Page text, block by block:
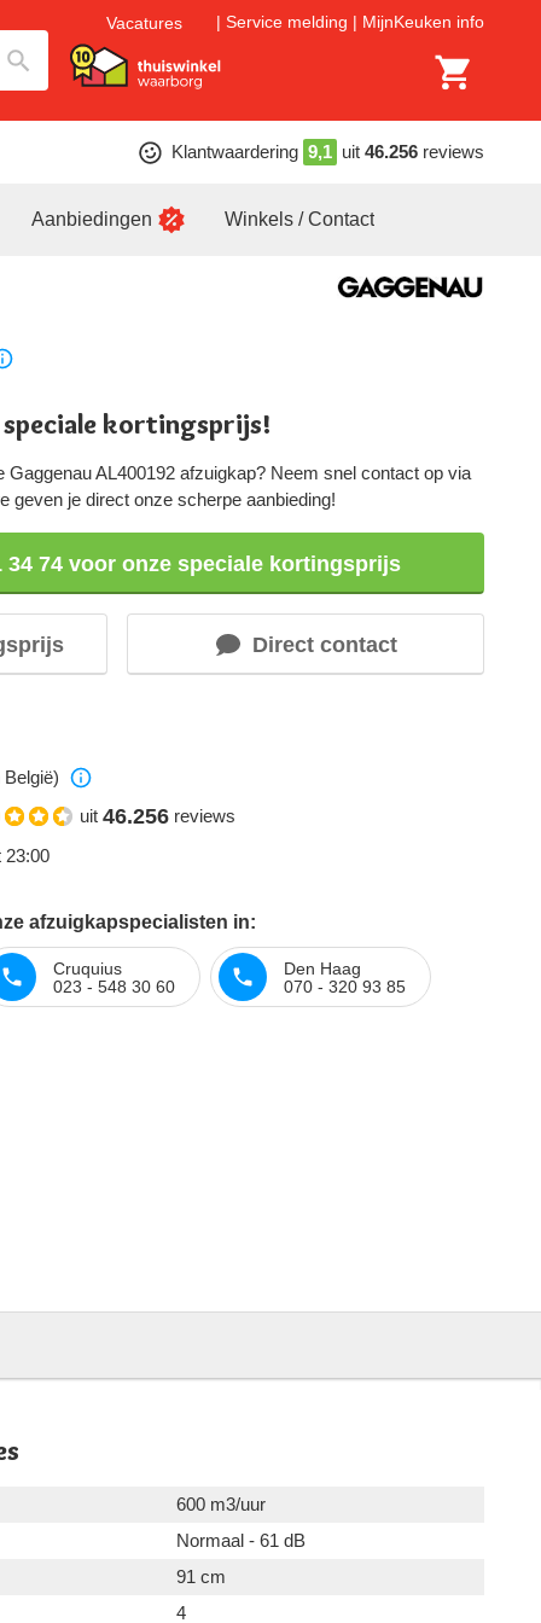
Vacatures Service melding MijnKeuken info
Klantwaardering 9,1 uit 46.256 reviews
Aanbiedingen Winkels / Contact
kortingsprijs!
Gaggenau AL400192 afzuigkap? Neem snel contact op via
geven je direct onze scherpe aanbieding!
34 74 voor onze speciale kortingsprijs
Direct contact
uit 46.256 reviews
23:00
afzuigkapspecialisten in:
Cruquius
023 - 548 30 60
Den Haag
070 - 320 93 85
600 m3/uur
Normaal - 61 dB
91 cm
4